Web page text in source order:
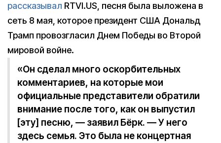
рассказывал RTVI.US, песня была выложена в
сеть 8 мая, которое президент США Дональд
Трамп провозгласил Днем Победы во Второй
мировой войне.
«Он сделал много оскорбительных
комментариев, на которые мои
официальные представители обратили
внимание после того, как он выпустил
[эту] песню, — заявил Бёрк. — У него
здесь семья. Это была не концертная